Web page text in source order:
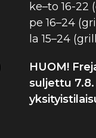
ke–to 16-22
pe 16–24
la 15–24
HUOM!
suljettu 7.8.